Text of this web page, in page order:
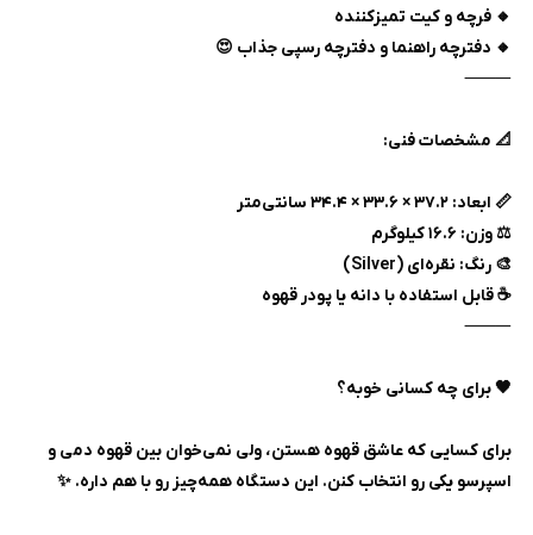
🔸 فرچه و کیت تمیزکننده
🔸 دفترچه راهنما و دفترچه رسپی جذاب 😍
⸻
📐 مشخصات فنی:
📏 ابعاد: ۳۷.۲ × ۳۳.۶ × ۳۴.۴ سانتی‌متر
⚖️ وزن: ۱۶.۶ کیلوگرم
🎨 رنگ: نقره‌ای (Silver)
☕ قابل استفاده با دانه یا پودر قهوه
⸻
🖤 برای چه کسانی خوبه؟
برای کسایی که عاشق قهوه‌ هستن، ولی نمی‌خوان بین قهوه دمی و
اسپرسو یکی رو انتخاب کنن. این دستگاه همه‌چیز رو با هم داره. ✨